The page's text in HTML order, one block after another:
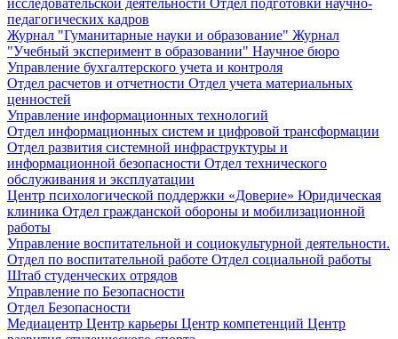
педагогических кадров
Журнал "Гуманитарные науки и образование" Журнал
"Учебный эксперимент в образовании" Научное бюро
Управление бухгалтерского учета и контроля
Отдел расчетов и отчетности Отдел учета материальных
ценностей
Управление информационных технологий
Отдел информационных систем и цифровой трансформации
Отдел развития системной инфраструктуры и
информационной безопасности Отдел технического
обслуживания и эксплуатации
Центр психологической поддержки «Доверие» Юридическая
клиника Отдел гражданской обороны и мобилизационной
работы
Управление воспитательной и социокультурной деятельности.
Отдел по воспитательной работе Отдел социальной работы
Штаб студенческих отрядов
Управление по Безопасности
Отдел Безопасности
Медиацентр Центр карьеры Центр компетенций Центр